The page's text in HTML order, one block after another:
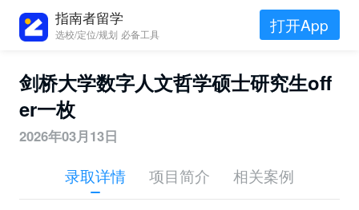
指南者留学
选校/定位/规划 必备工具 打开App
剑桥大学数字人文哲学硕士研究生off
er一枚
2026年03月13日
录取详情 项目简介 相关案例